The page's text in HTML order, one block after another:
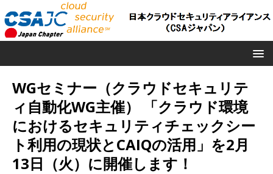
WGセミナー（クラウドセキュリテ
ィ自動化WG主催） 「クラウド環境
におけるセキュリティチェックシー
ト利用の現状とCAIQの活用」を2月
13日（火）に開催します！